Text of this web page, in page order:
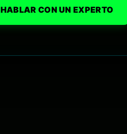
HABLAR CON UN EXPERTO